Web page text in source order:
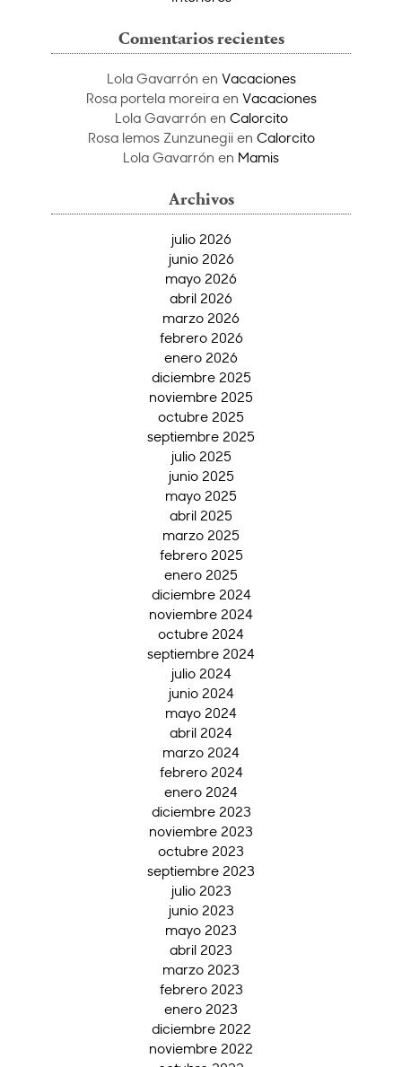
Comentarios recientes
Lola Gavarrón en Vacaciones
Rosa portela moreiraen Vacaciones
Lola Gavarrón en Calorcito
Rosa lemos Zunzunegiien Calorcito
Lola Gavarrón en Mamis
Archivos
julio 2026
junio 2026
mayo 2026
abril 2026
marzo 2026
febrero 2026
enero 2026
diciembre 2025
noviembre 2025
octubre 2025
septiembre 2025
julio 2025
junio 2025
mayo 2025
abril 2025
marzo 2025
febrero 2025
enero 2025
diciembre 2024
noviembre 2024
octubre 2024
septiembre 2024
julio 2024
junio 2024
mayo 2024
abril 2024
marzo 2024
febrero 2024
enero 2024
diciembre 2023
noviembre 2023
octubre 2023
septiembre 2023
julio 2023
junio 2023
mayo 2023
abril 2023
marzo 2023
febrero 2023
enero 2023
diciembre 2022
noviembre 2022